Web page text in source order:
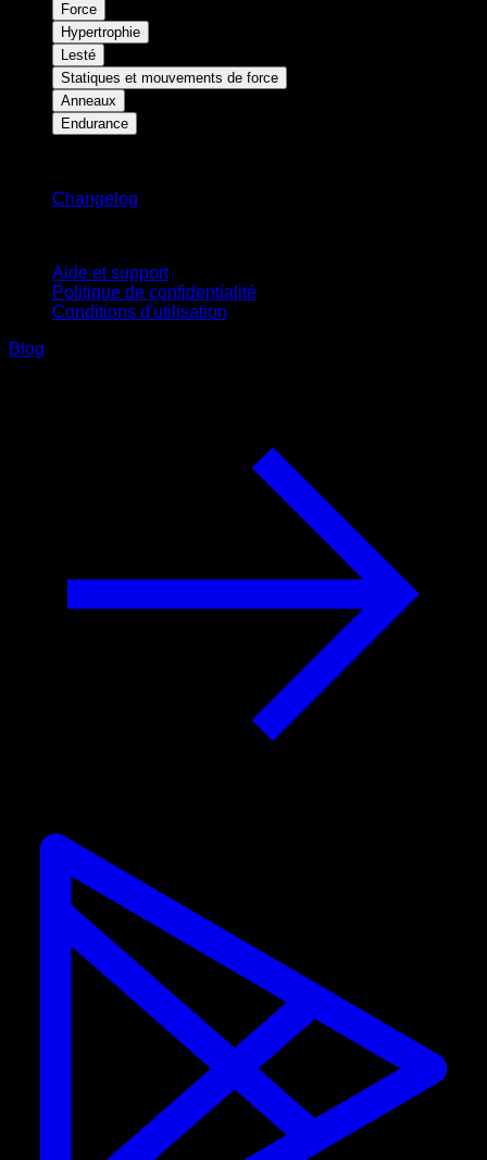
Force
Hypertrophie
Lesté
Statiques et mouvements de force
Anneaux
Endurance
Changelog
Aide et support
Politique de confidentialité
Conditions d'utilisation
Blog